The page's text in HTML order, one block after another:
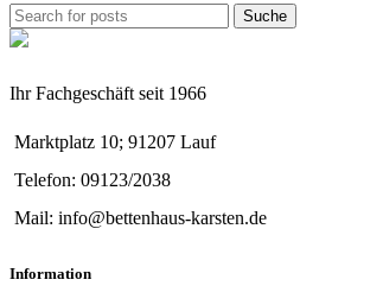
Suche
Ihr Fachgeschäft seit 1966
Marktplatz 10; 91207 Lauf
Telefon: 09123/2038
Mail: info@bettenhaus-karsten.de
Information